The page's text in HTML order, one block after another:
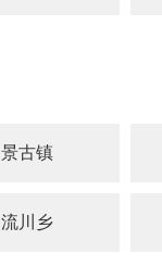
景古镇
流川乡